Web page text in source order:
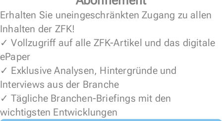
Erhalten Sie uneingeschränkten Zugang zu allen
Inhalten der ZFK!
✓ Vollzugriff auf alle ZFK-Artikel und das digitale
ePaper
✓ Exklusive Analysen, Hintergründe und
Interviews aus der Branche
✓ Tägliche Branchen-Briefings mit den
wichtigsten Entwicklungen